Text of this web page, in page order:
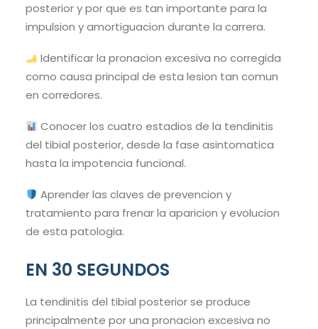
posterior y por que es tan importante para la
impulsion y amortiguacion durante la carrera.
Identificar la pronacion excesiva no corregida
como causa principal de esta lesion tan comun
en corredores.
Conocer los cuatro estadios de la tendinitis
del tibial posterior, desde la fase asintomatica
hasta la impotencia funcional.
Aprender las claves de prevencion y
tratamiento para frenar la aparicion y evolucion
de esta patologia.
EN 30 SEGUNDOS
La tendinitis del tibial posterior se produce
principalmente por una pronacion excesiva no